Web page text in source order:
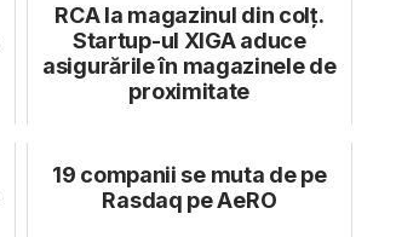
RCA la magazinul din colț.
Startup-ul XIGA aduce
asigurările în magazinele de
proximitate
19 companii se muta de pe
Rasdaq pe AeRO